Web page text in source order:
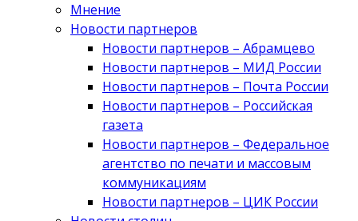
Мнение
Новости партнеров
Новости партнеров – Абрамцево
Новости партнеров – МИД России
Новости партнеров – Почта России
Новости партнеров – Российская
газета
Новости партнеров – Федеральное
агентство по печати и массовым
коммуникациям
Новости партнеров – ЦИК России